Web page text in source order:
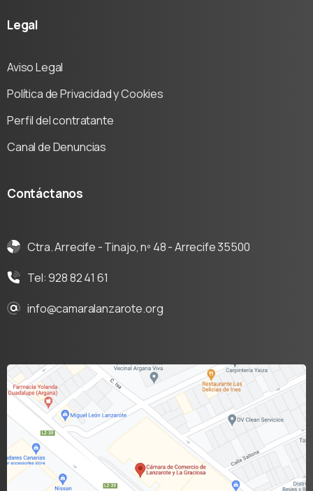
Legal
Aviso Legal
Política de Privacidad y Cookies
Perfil del contratante
Canal de Denuncias
Contáctanos
Ctra. Arrecife - Tinajo, nº 48 - Arrecife 35500
Tel: 928 82 41 61
info@camaralanzarote.org